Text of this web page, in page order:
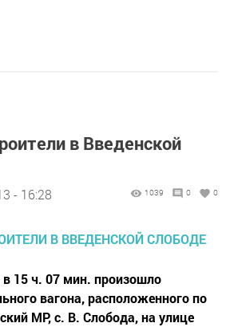
в Введенской
- 16:28 1039 0 0
в 15 ч. 07 мин. произошло
вагона, расположенного по
МР, с. В. Слобода, на улице